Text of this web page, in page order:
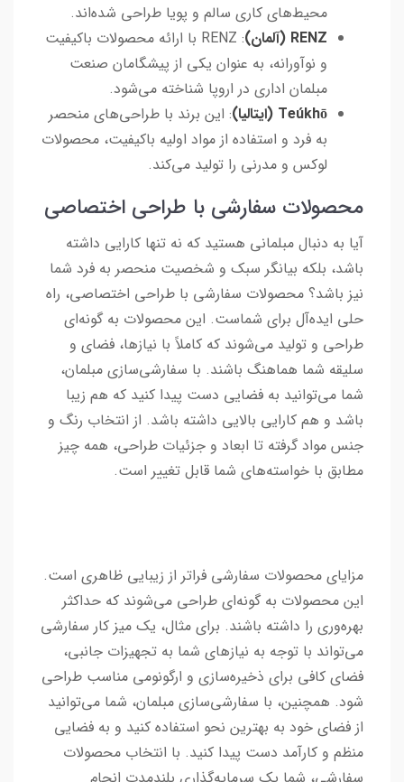
محیط‌های کاری سالم و پویا طراحی شده‌اند.
RENZ (آلمان)
: RENZ با ارائه محصولات باکیفیت
و نوآورانه، به عنوان یکی از پیشگامان صنعت
مبلمان اداری در اروپا شناخته می‌شود.
Teúkhō (ایتالیا)
: این برند با طراحی‌های منحصر
به فرد و استفاده از مواد اولیه باکیفیت، محصولات
لوکس و مدرنی را تولید می‌کند.
محصولات سفارشی با طراحی اختصاصی
آیا به دنبال مبلمانی هستید که نه تنها کارایی داشته
باشد، بلکه بیانگر سبک و شخصیت منحصر به فرد شما
نیز باشد؟ محصولات سفارشی با طراحی اختصاصی، راه
حلی ایده‌آل برای شماست. این محصولات به گونه‌ای
طراحی و تولید می‌شوند که کاملاً با نیازها، فضای و
سلیقه شما هماهنگ باشند. با سفارشی‌سازی مبلمان،
شما می‌توانید به فضایی دست پیدا کنید که هم زیبا
باشد و هم کارایی بالایی داشته باشد. از انتخاب رنگ و
جنس مواد گرفته تا ابعاد و جزئیات طراحی، همه چیز
مطابق با خواسته‌های شما قابل تغییر است.
مزایای محصولات سفارشی فراتر از زیبایی ظاهری است.
این محصولات به گونه‌ای طراحی می‌شوند که حداکثر
بهره‌وری را داشته باشند. برای مثال، یک میز کار سفارشی
می‌تواند با توجه به نیازهای شما به تجهیزات جانبی،
فضای کافی برای ذخیره‌سازی و ارگونومی مناسب طراحی
شود. همچنین، با سفارشی‌سازی مبلمان، شما می‌توانید
از فضای خود به بهترین نحو استفاده کنید و به فضایی
منظم و کارآمد دست پیدا کنید. با انتخاب محصولات